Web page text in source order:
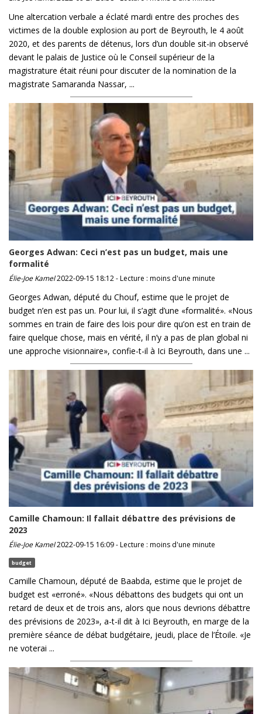
Une altercation verbale a éclaté mardi entre des proches des
victimes de la double explosion au port de Beyrouth, le 4 août
2020, et des parents de détenus, lors d’un double sit-in observé
devant le palais de Justice où le Conseil supérieur de la
magistrature était réuni pour discuter de la nomination de la
magistrate Samaranda Nassar, ...
Georges Adwan: Ceci n’est pas un budget, mais une
formalité
Élie-Joe Kamel2022-09-15 18:12 - Lecture : moins d'une minute
Georges Adwan, député du Chouf, estime que le projet de
budget n’en est pas un. Pour lui, il s’agit d’une «formalité». «Nous
sommes en train de faire des lois pour dire qu’on est en train de
faire quelque chose, mais en vérité, il n’y a pas de plan global ni
une approche visionnaire», confie-t-il à Ici Beyrouth, dans une ...
Camille Chamoun: Il fallait débattre des prévisions de
2023
Élie-Joe Kamel2022-09-15 16:09 - Lecture : moins d'une minute
budget
Camille Chamoun, député de Baabda, estime que le projet de
budget est «erroné». «Nous débattons des budgets qui ont un
retard de deux et de trois ans, alors que nous devrions débattre
des prévisions de 2023», a-t-il dit à Ici Beyrouth, en marge de la
première séance de débat budgétaire, jeudi, place de l’Étoile. «Je
ne voterai ...